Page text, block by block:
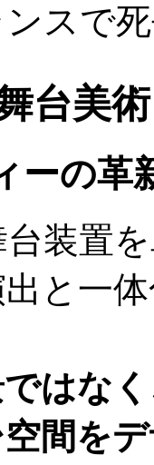
ンスで
台美
ーの革
装置
と一
はな
間を